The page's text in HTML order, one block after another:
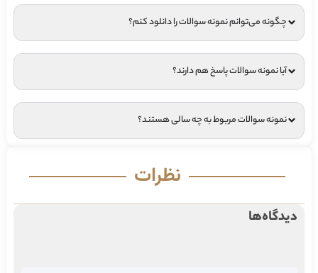
چگونه می‌توانم نمونه سوالات را دانلود کنم؟
آیا نمونه سوالات پاسخ هم دارند؟
نمونه سوالات مربوط به چه سالی هستند؟
نظرات
دیدگاه‌ها